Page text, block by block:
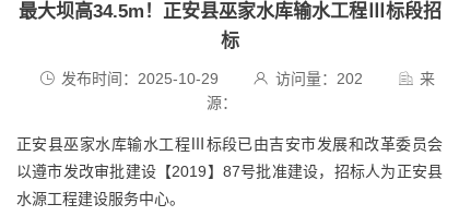
最大坝高34.5m！正安县巫家水库输水工程Ⅲ标段招
标
发布时间：2025-10-29 访问量： 202
来
源：
正安县巫家水库输水工程Ⅲ标段已由吉安市发展和改革委员会
以遵市发改审批建设【2019】87号批准建设，招标人为正安县
水源工程建设服务中心。